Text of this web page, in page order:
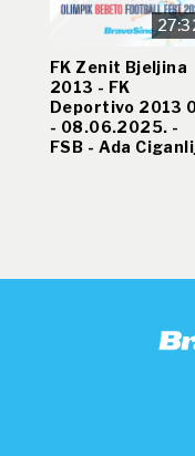
FK Zenit Bjeljina
2013 - FK
Deportivo 2013
- 08.06.2025. -
FSB - Ada